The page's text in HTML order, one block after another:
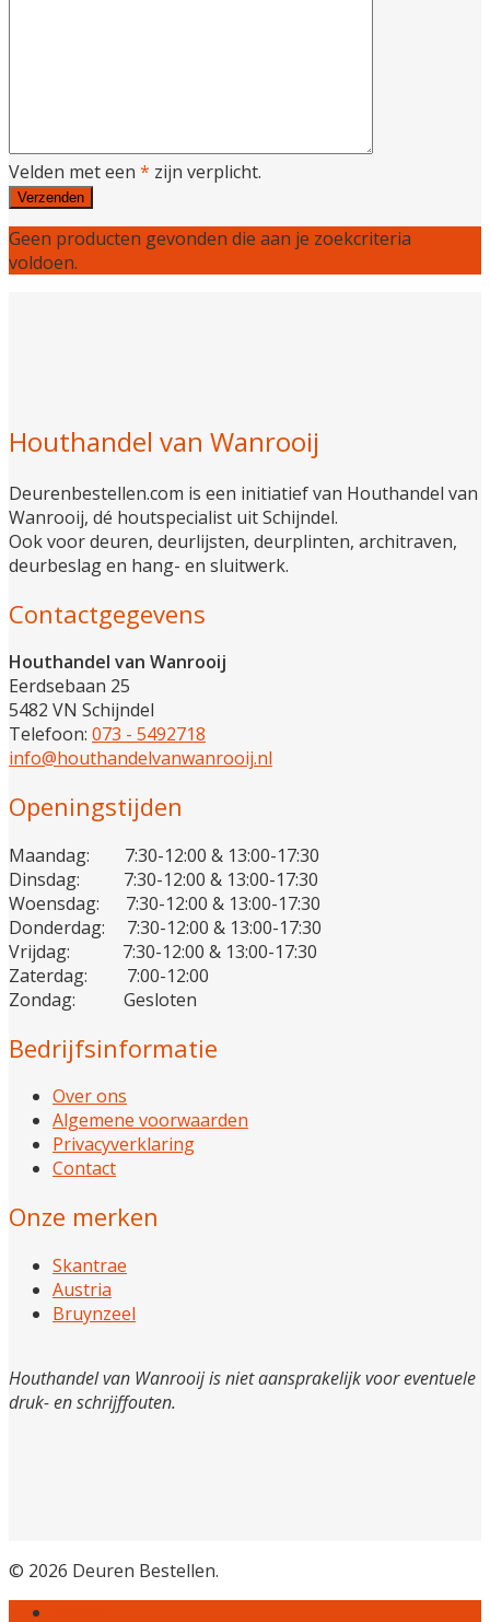
Velden met een * zijn verplicht.
Geen producten gevonden die aan je zoekcriteria
voldoen.
Houthandel van Wanrooij
Deurenbestellen.com is een initiatief van Houthandel van
Wanrooij, dé houtspecialist uit Schijndel.
Ook voor deuren, deurlijsten, deurplinten, architraven,
deurbeslag en hang- en sluitwerk.
Contactgegevens
Houthandel van Wanrooij
Eerdsebaan 25
5482 VN Schijndel
Telefoon: 073 - 5492718
info@houthandelvanwanrooij.nl
Openingstijden
Maandag: 7:30-12:00 & 13:00-17:30
Dinsdag: 7:30-12:00 & 13:00-17:30
Woensdag: 7:30-12:00 & 13:00-17:30
Donderdag: 7:30-12:00 & 13:00-17:30
Vrijdag: 7:30-12:00 & 13:00-17:30
Zaterdag: 7:00-12:00
Zondag: Gesloten
Bedrijfsinformatie
Over ons
Algemene voorwaarden
Privacyverklaring
Contact
Onze merken
Skantrae
Austria
Bruynzeel
Houthandel van Wanrooij is niet aansprakelijk voor eventuele
druk- en schrijffouten.
© 2026 Deuren Bestellen.